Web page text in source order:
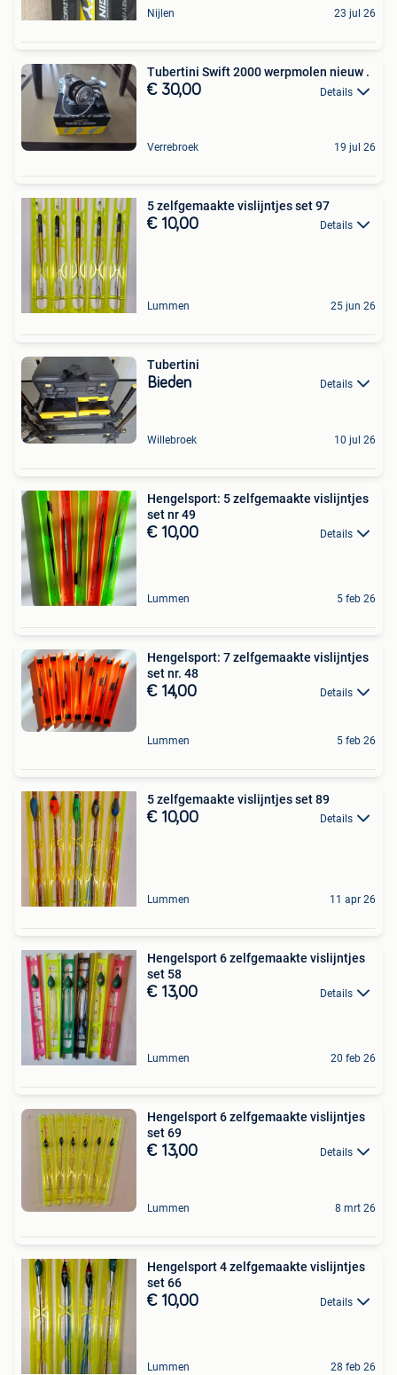
Nijlen 23 jul 26
Tubertini Swift 2000 werpmolen nieuw .
€ 30,00 Details
Verrebroek 19 jul 26
5 zelfgemaakte vislijntjes set 97
€ 10,00 Details
Lummen 25 jun 26
Tubertini
Bieden Details
Willebroek 10 jul 26
Hengelsport: 5 zelfgemaakte vislijntjes
set nr 49
€ 10,00 Details
Lummen 5 feb 26
Hengelsport: 7 zelfgemaakte vislijntjes
set nr. 48
€ 14,00 Details
Lummen 5 feb 26
5 zelfgemaakte vislijntjes set 89
€ 10,00 Details
Lummen 11 apr 26
Hengelsport 6 zelfgemaakte vislijntjes
set 58
€ 13,00 Details
Lummen 20 feb 26
Hengelsport 6 zelfgemaakte vislijntjes
set 69
€ 13,00 Details
Lummen 8 mrt 26
Hengelsport 4 zelfgemaakte vislijntjes
set 66
€ 10,00 Details
Lummen 28 feb 26